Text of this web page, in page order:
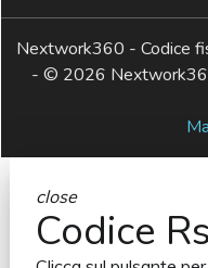
Nextwork360 - Codice
- © 2026
close
Codice